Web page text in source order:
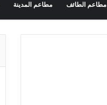
مطاعم الطائف مطاعم المدينة